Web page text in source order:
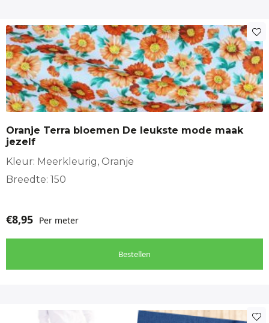
Oranje Terra bloemen De leukste mode maak
jezelf
Kleur: Meerkleurig, Oranje
Breedte: 150
€8,95 Per meter
Bestellen